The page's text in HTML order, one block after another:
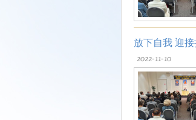
放下自我 迎
2022-11-10